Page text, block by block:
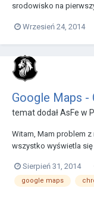
srodowisko na
skonfigurowac jakbym
Wrzesień 24, 2014
Google Maps -
temat dodałAsFe w
Witam, Mam problem
wszystko wyświetla
zamienia się w czarne
Macie pomysł jak to
Sierpień 31, 2014
google maps